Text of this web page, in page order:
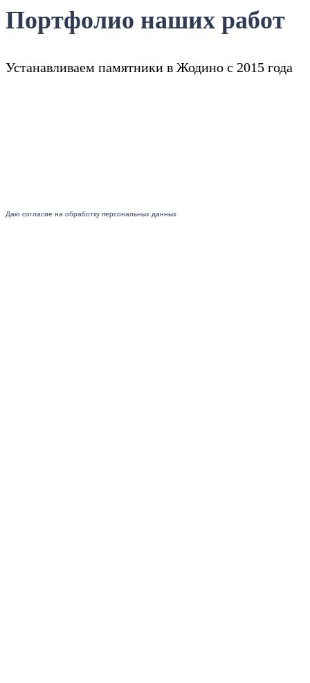
Даю согласие на обработку персональных данных
Портфолио наших работ
Устанавливаем памятники в Жодино с 2015 года